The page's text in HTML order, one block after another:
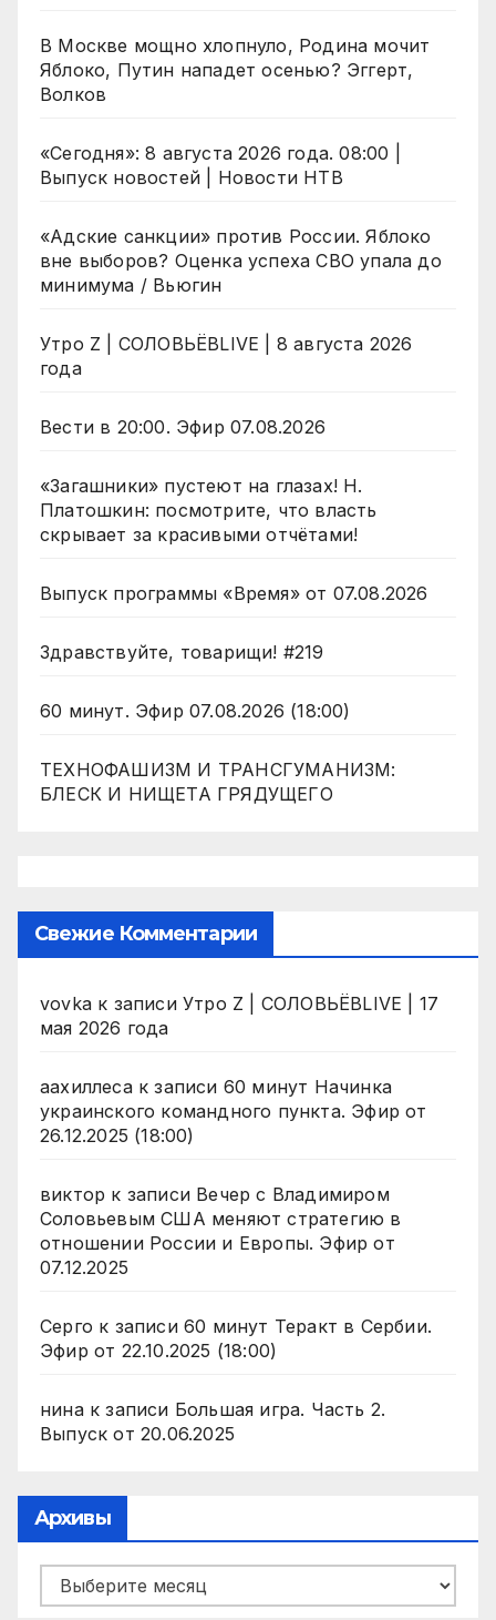
В Москве мощно хлопнуло, Родина мочит
Яблоко, Путин нападет осенью? Эггерт,
Волков
«Сегодня»: 8 августа 2026 года. 08:00 |
Выпуск новостей | Новости НТВ
«Адские санкции» против России. Яблоко
вне выборов? Оценка успеха СВО упала до
минимума / Вьюгин
Утро Z | СОЛОВЬЁВLIVE | 8 августа 2026
года
Вести в 20:00. Эфир 07.08.2026
«Загашники» пустеют на глазах! Н.
Платошкин: посмотрите, что власть
скрывает за красивыми отчётами!
Выпуск программы «Время» от 07.08.2026
Здравствуйте, товарищи! #219
60 минут. Эфир 07.08.2026 (18:00)
ТЕХНОФАШИЗМ И ТРАНСГУМАНИЗМ:
БЛЕСК И НИЩЕТА ГРЯДУЩЕГО
Свежие Комментарии
vovka к записи Утро Z | СОЛОВЬЁВLIVE | 17
мая 2026 года
аахиллесак записи 60 минут Начинка
украинского командного пункта. Эфир от
26.12.2025 (18:00)
виктор к записи Вечер с Владимиром
Соловьевым США меняют стратегию в
отношении России и Европы. Эфир от
07.12.2025
Серго к записи 60 минут Теракт в Сербии.
Эфир от 22.10.2025 (18:00)
нинак записи Большая игра. Часть 2.
Выпуск от 20.06.2025
Архивы
Архивы